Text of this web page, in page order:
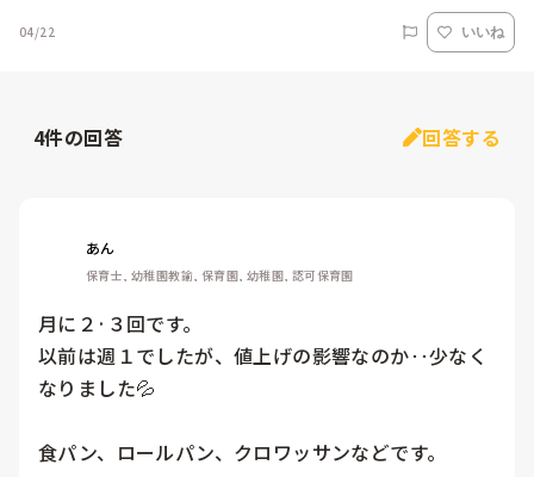
04/22 いいね
4件の回答 回答する
あん
保育士, 幼稚園教諭, 保育園, 幼稚園, 認可保育園
月に２·３回です。
以前は週１でしたが、値上げの影響なのか‥少なく
なりました💦
食パン、ロールパン、クロワッサンなどです。